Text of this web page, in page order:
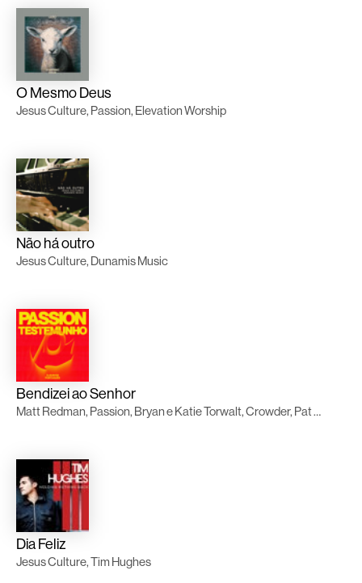
O Mesmo Deus
Jesus Culture, Passion, Elevation Worship
Não há outro
Jesus Culture, Dunamis Music
Bendizei ao Senhor
Matt Redman, Passion, Bryan e Katie Torwalt, Crowder, Pat Barrett
Dia Feliz
Jesus Culture, Tim Hughes